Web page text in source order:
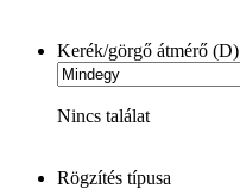
Kerék/görgő átmérő (D)
Nincs találat
Rögzítés típusa